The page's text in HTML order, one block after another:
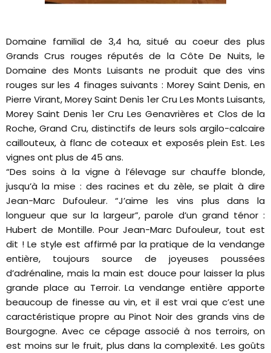
Domaine familial de 3,4 ha, situé au coeur des plus
Grands Crus rouges réputés de la Côte De Nuits, le
Domaine des Monts Luisants ne produit que des vins
rouges sur les 4 finages suivants : Morey Saint Denis, en
Pierre Virant, Morey Saint Denis 1er Cru Les Monts Luisants,
Morey Saint Denis 1er Cru Les Genavrières et Clos de la
Roche, Grand Cru, distinctifs de leurs sols argilo-calcaire
caillouteux, à flanc de coteaux et exposés plein Est. Les
vignes ont plus de 45 ans.
“Des soins à la vigne à l’élevage sur chauffe blonde,
jusqu’à la mise : des racines et du zèle, se plait à dire
Jean-Marc Dufouleur. “J’aime les vins plus dans la
longueur que sur la largeur”, parole d’un grand ténor :
Hubert de Montille. Pour Jean-Marc Dufouleur, tout est
dit ! Le style est affirmé par la pratique de la vendange
entière, toujours source de joyeuses poussées
d’adrénaline, mais la main est douce pour laisser la plus
grande place au Terroir. La vendange entière apporte
beaucoup de finesse au vin, et il est vrai que c’est une
caractéristique propre au Pinot Noir des grands vins de
Bourgogne. Avec ce cépage associé à nos terroirs, on
est moins sur le fruit, plus dans la complexité. Les goûts